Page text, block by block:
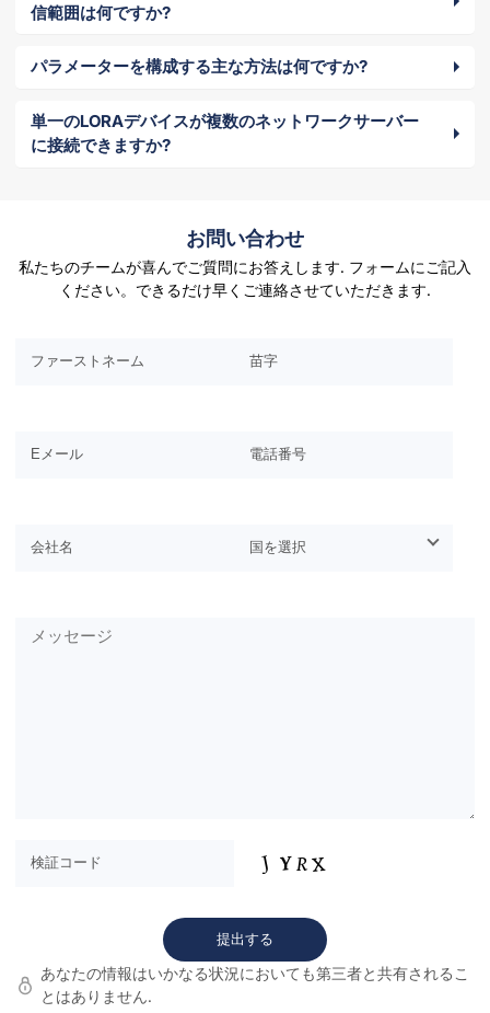
信範囲は何ですか?
パラメーターを構成する主な方法は何ですか?
単一のLORAデバイスが複数のネットワークサーバー
に接続できますか?
お問い合わせ
私たちのチームが喜んでご質問にお答えします. フォームにご記入
ください。できるだけ早くご連絡させていただきます.
あなたの情報はいかなる状況においても第三者と共有されるこ
とはありません.